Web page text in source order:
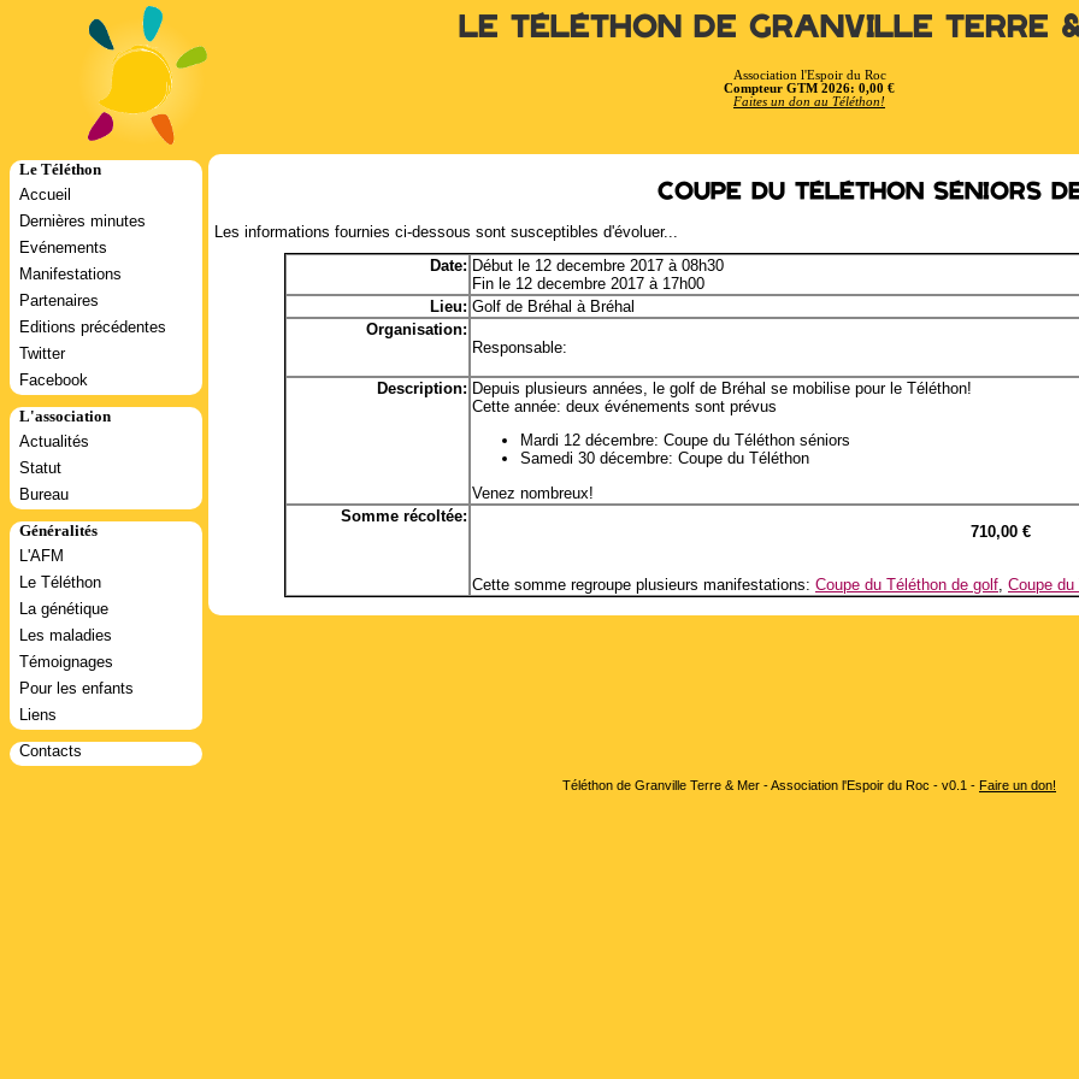
Le Téléthon de Granville Terre
Association l'Espoir du Roc
Compteur GTM 2026: 0,00 €
Faites un don au Téléthon!
Le Téléthon
Accueil
Dernières minutes
Evénements
Manifestations
Partenaires
Editions précédentes
Twitter
Facebook
L'association
Actualités
Statut
Bureau
Généralités
L'AFM
Le Téléthon
La génétique
Les maladies
Témoignages
Pour les enfants
Liens
Contacts
Coupe du Téléthon séniors
Les informations fournies ci-dessous sont susceptibles d'évoluer...
Date: Début le 12 decembre 2017 à 08h30
Fin le 12 decembre 2017 à 17h00
Lieu: Golf de Bréhal à Bréhal
Organisation:
Responsable:
Description: Depuis plusieurs années, le golf de Bréhal se mobilise pour le Téléthon!
Cette année: deux événements sont prévus
Mardi 12 décembre: Coupe du Téléthon séniors
Samedi 30 décembre: Coupe du Téléthon
Venez nombreux!
Somme récoltée:
710,00 €
Cette somme regroupe plusieurs manifestations: Coupe du Téléthon de golf Coupe
Téléthon de Granville Terre & Mer - Association l'Espoir du Roc - v0.1 - Faire un don!